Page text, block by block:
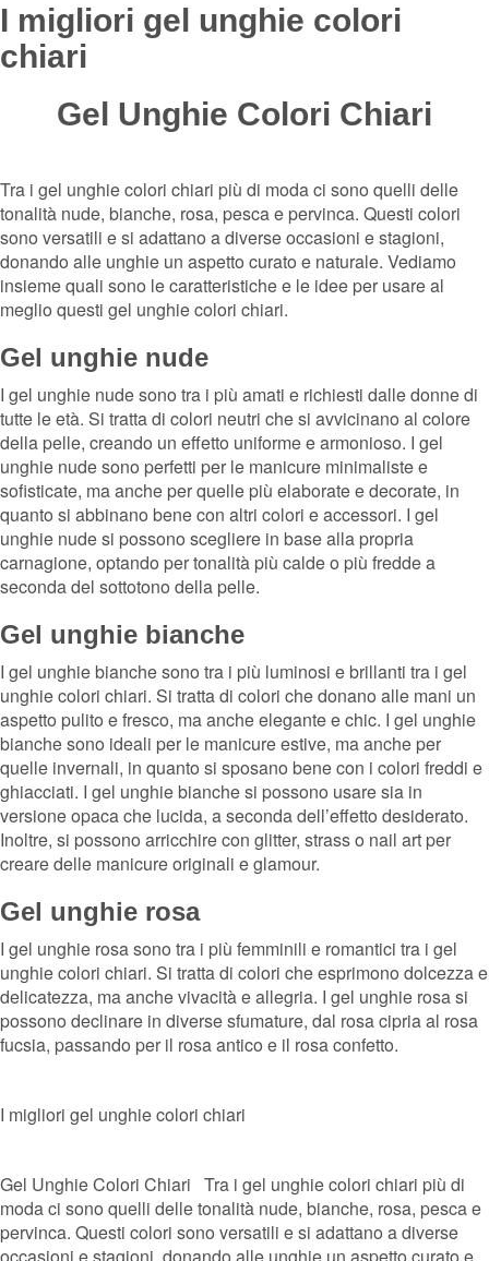
I migliori gel unghie colori
chiari
Gel Unghie Colori Chiari
Tra i gel unghie colori chiari più di moda ci sono quelli delle
tonalità nude, bianche, rosa, pesca e pervinca. Questi colori
sono versatili e si adattano a diverse occasioni e stagioni,
donando alle unghie un aspetto curato e naturale. Vediamo
insieme quali sono le caratteristiche e le idee per usare al
meglio questi gel unghie colori chiari.
Gel unghie nude
I gel unghie nude sono tra i più amati e richiesti dalle donne di
tutte le età. Si tratta di colori neutri che si avvicinano al colore
della pelle, creando un effetto uniforme e armonioso. I gel
unghie nude sono perfetti per le manicure minimaliste e
sofisticate, ma anche per quelle più elaborate e decorate, in
quanto si abbinano bene con altri colori e accessori. I gel
unghie nude si possono scegliere in base alla propria
carnagione, optando per tonalità più calde o più fredde a
seconda del sottotono della pelle.
Gel unghie bianche
I gel unghie bianche sono tra i più luminosi e brillanti tra i gel
unghie colori chiari. Si tratta di colori che donano alle mani un
aspetto pulito e fresco, ma anche elegante e chic. I gel unghie
bianche sono ideali per le manicure estive, ma anche per
quelle invernali, in quanto si sposano bene con i colori freddi e
ghiacciati. I gel unghie bianche si possono usare sia in
versione opaca che lucida, a seconda dell’effetto desiderato.
Inoltre, si possono arricchire con glitter, strass o nail art per
creare delle manicure originali e glamour.
Gel unghie rosa
I gel unghie rosa sono tra i più femminili e romantici tra i gel
unghie colori chiari. Si tratta di colori che esprimono dolcezza e
delicatezza, ma anche vivacità e allegria. I gel unghie rosa si
possono declinare in diverse sfumature, dal rosa cipria al rosa
fucsia, passando per il rosa antico e il rosa confetto.
I migliori gel unghie colori chiari
Gel Unghie Colori Chiari Tra i gel unghie colori chiari più di
moda ci sono quelli delle tonalità nude, bianche, rosa, pesca e
pervinca. Questi colori sono versatili e si adattano a diverse
occasioni e stagioni, donando alle unghie un aspetto curato e